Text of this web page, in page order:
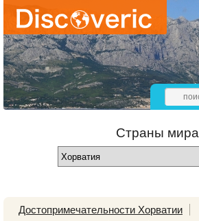
Страны мира
Достопримечательности Хорватии